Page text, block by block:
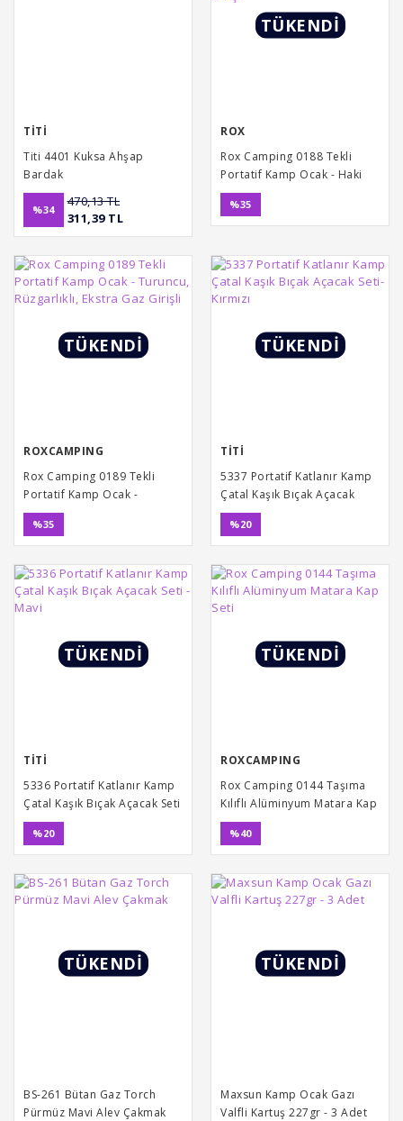
TİTİ
Titi 4401 Kuksa Ahşap
Bardak
%34
470,13 TL
311,39 TL
TÜKENDİ
ROX
Rox Camping 0188 Tekli
Portatif Kamp Ocak - Haki
Yeşil, Rüzgarlıklı, Ekstra Gaz
Girişli
%35
TÜKENDİ
ROXCAMPING
Rox Camping 0189 Tekli
Portatif Kamp Ocak -
Turuncu, Rüzgarlıklı, Ekstra
Gaz Girişli
%35
TÜKENDİ
TİTİ
5337 Portatif Katlanır Kamp
Çatal Kaşık Bıçak Açacak
Seti-Kırmızı
%20
TÜKENDİ
TİTİ
5336 Portatif Katlanır Kamp
Çatal Kaşık Bıçak Açacak Seti
- Mavi
%20
TÜKENDİ
ROXCAMPING
Rox Camping 0144 Taşıma
Kılıflı Alüminyum Matara Kap
Seti
%40
TÜKENDİ
BS-261 Bütan Gaz Torch
Pürmüz Mavi Alev Çakmak
TÜKENDİ
Maxsun Kamp Ocak Gazı
Valfli Kartuş 227gr - 3 Adet